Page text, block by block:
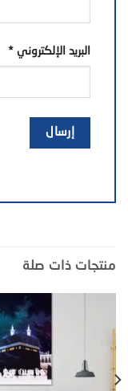
البريد الإلكتروني *
منتجات ذات صلة